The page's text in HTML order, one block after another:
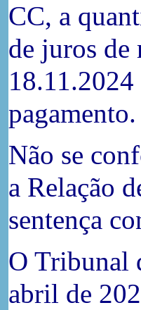
CC, a
de juros de
pagamento.
Não se
a Relação
sentença
O Tribunal
abril de